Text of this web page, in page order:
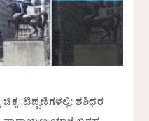
ಟಿಪ್ಪಣಿಗಳಲ್ಲಿ: ಶಶಿಧರ